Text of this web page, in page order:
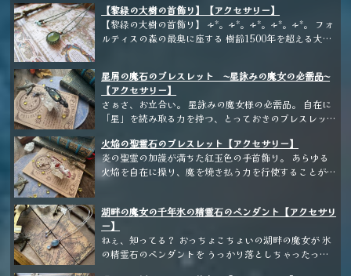
ル/2025冬至祭版 ▼セット内容（本体） 1. 儀式ノ書 冬
至祭：光の精霊との契約と祝福の儀式の本 1冊 2. 魔女
ノ仕事道具（黒の小箱入り） ユールキャンドル（ソイ
ッドオレンジ/ベルガモット/ジュニパーベリー ルーン
のお守りストーン（アロマストーン） 1個 ホワイトセー
ジ束（小）1束 光の精霊の魔石入り小瓶（魔石5粒入
り） 1本 魔法のスクロール 2枚 ラベル 1枚 ※魔石の封
までの限定購入特典 ユール：冬至祭のカード 1枚 新年
を言祝ぐ「馬」モチーフのアミュレットカード 1枚 ノベ
ルティチャーム 1個 ーーーーーーーー 今年のユールは
年一年の穢れを祓い、授かった祝福に感謝し、来たる一
年へ向けて光の精霊と契約を結び直す──魔女にとって
欠かせない祝祭です。 あなたの祈りに、光の精霊の祝
福がありますように。 ※この道具キット及び内容はす
てきた。 本来は単体で 護符石として用いられることの
多い 所持道具であるが、 新月の夜の魔力によって紡が
れた 星糸を用いて首飾りとして 編み上げることで、
られる。 魔石は持ち主の 内なる魔力に呼応し 淡く揺ら
めきながら青白い光を放つ。 その様は、 まるで星霊が
静かに息づくかのようである。 この首飾りは 夜を旅す
る者や星を詠む術者にとって 「護りと導き」の象徴と
される 極めて貴重な装身具である。 Ⅱ. 星月夜の魔石に
ついて この魔石は 「記憶を光へと変換する石」 とも呼
ばれる。 持ち主が歩んできた 経験や感情を光の反射に
変え、 それを未来の道標として 映し出すと言われてい
る。 星々の波動と強く共鳴し 迷いの中でも “己の向か
め 深い直感や洞察をもたらすとされ 古代の星詠みの民
はこの石を 「心の羅針盤」として 儀式や旅の護符に用
いたという。 Ⅲ. 効能（記録書より抜粋） • 直感・イン
スピレーションを高める • 感情の波を鎮め、心身の均衡
を保つ • 真実を見抜く洞察力を授ける • 守護の光とし
【黎緑の大樹の首飾り】【アクセサリー】
【黎緑の大樹の首飾り】 ∻*。∻*。∻*。∻*。∻*。 フォ
ルティスの森の最奥に座する 樹齢1500年を超える大樹
ます。 混乱状態にある心を落ち着け 澄んだ理性を取り
戻す と伝えられています。 翠の光が淡く瞬くたび 迷い
の霧が晴れていくかのように 心が明瞭になります。 店
主のメモ： 心の中がざわつくときや 感情に流されそう
なときに。 心が静まり 落ち着いて状況を見渡せるよう
導いてくれます。 対人関係で疲れやすい方や 職業の方
におすすめ。 特に人の相談に乗ることの多い治癒師や
不特定多数の人と接することの多いお仕事の方に。 心
たいときにも。 静かな緑の光が、 あなたの心をやさし
く整えてくれるでしょう。 📿この装身具が、あなた
の“お仕事の魔導具”としてお役に立てましたら幸いで
す。
星屑の魔石のブレスレット 〜星詠みの魔女の必需品〜
【アクセサリー】
さぁさ、お立合い。 星詠みの魔女様の必需品。 自在に
「星」を読み取る力を持つ、とっておきのブレスレット
て、月明かりの光の下で月灯の道具で丁寧に研磨し整え
られたひと粒。 魔力を帯びた特殊な糸で丁寧に編み込
まれている。 角度によって移り変わるのは、望む未来
その装身具」だと確信を持っていただけるはず。 ～～
～～～～～～ 人それぞれの魔力の引き合いに応じて、
望む者の前にのみブレスレットが現れるのだという。
火焔の聖霊石のブレスレット【アクセサリー】
炎の聖霊の加護が満ちた紅玉色の手首飾り。 あらゆる
火焔を自在に操り、魔を焼き払う力を行使することがで
レスレットと対になるペンダントの魔石に古代文字で刻
まれている。 正しき心で、己の炎に向き合い行使する
者にこそ、真なる力が解放されるという。 精緻に編ま
れた紋様は魔力を流す特殊な糸を使用しているとのこ
湖畔の魔女の千年氷の精霊石のペンダント【アクセサリ
ー】
ねぇ、知ってる？ おっちょこちょいの湖畔の魔女が 氷
の精霊石のペンダントを うっかり落としちゃったって